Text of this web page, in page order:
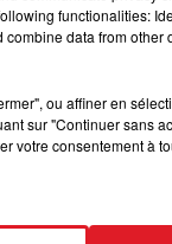
- 12h00functionalities:
data from
ou affiner en
sur "Continuer sans
votre consentement à